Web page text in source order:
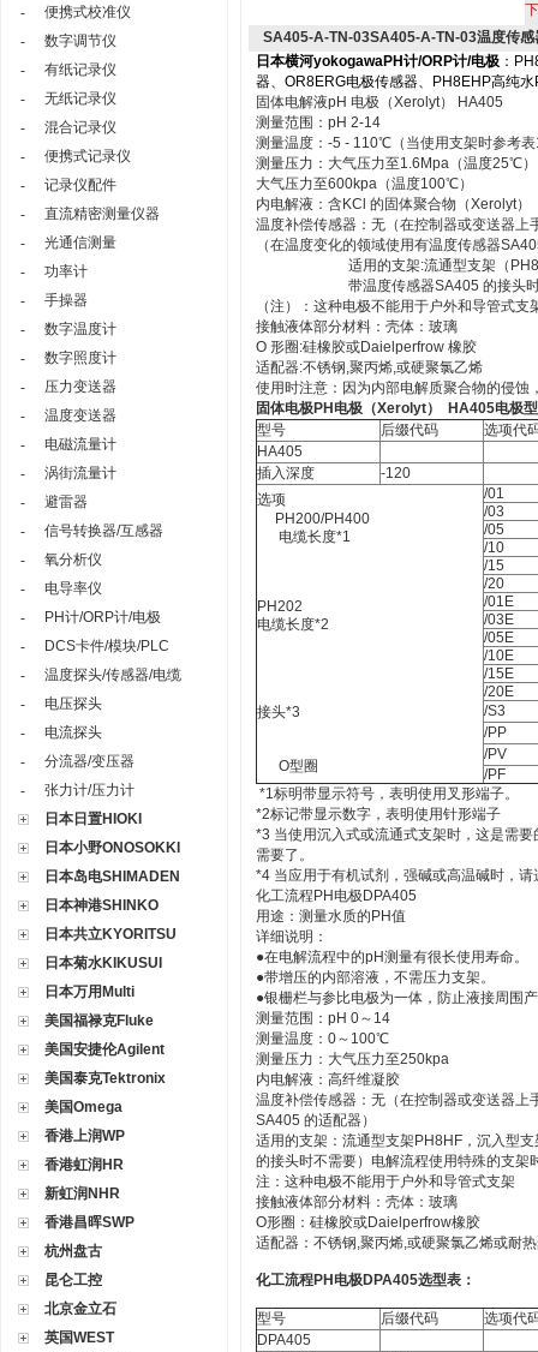
-
便携式校准仪
-
数字调节仪
-
有纸记录仪
-
无纸记录仪
-
混合记录仪
-
便携式记录仪
-
记录仪配件
-
直流精密测量仪器
-
光通信测量
-
功率计
-
手操器
-
数字温度计
-
数字照度计
-
压力变送器
-
温度变送器
-
电磁流量计
-
涡街流量计
-
避雷器
-
信号转换器/互感器
-
氧分析仪
-
电导率仪
-
PH计/ORP计/电极
-
DCS卡件/模块/PLC
-
温度探头/传感器/电缆
-
电压探头
-
电流探头
-
分流器/变压器
-
张力计/压力计
日本日置HIOKI
日本小野ONOSOKKI
日本岛电SHIMADEN
日本神港SHINKO
日本共立KYORITSU
日本菊水KIKUSUI
日本万用Multi
美国福禄克Fluke
美国安捷伦Agilent
美国泰克Tektronix
美国Omega
香港上润WP
香港虹润HR
新虹润NHR
香港昌晖SWP
杭州盘古
昆仑工控
北京金立石
英国WEST
SA405-A-TN-03SA405-A-TN-03温度传感
日本横河yokogawaPH计/ORP计/电极 ：
器、 OR8ERG电极传感器、
PH8EHP高纯
固体电解液pH 电极（Xerolyt） HA405
测量范围：pH 2-14
测量温度：-5 - 110℃（当使用支架时参考
测量压力：大气压力至1.6Mpa（温度25℃）
大气压力至600kpa（温度100℃）
内电解液：含KCl 的固体聚合物（Xerolyt）
温度补偿传感器：无（在控制器或变送器上
（在温度变化的领域使用有温度传感器
适用的支架:流通型支架（
带温度传感器SA405 的接头
（注）：这种电极不能用于户外和导管式支
接触液体部分材料：壳体：玻璃
O 形圈:硅橡胶或Daielperfrow 橡胶
适配器:不锈钢,聚丙烯,或硬聚氯乙烯
使用时注意：因为内部电解质聚合物的侵
固体电极PH 电极（Xerolyt） HA405电极
型号
后缀代码
选项代
HA405
插入深度
-120
选项
PH200/PH400
电缆长度*1
PH202
电缆长度*2
接头*3
O型圈
/01
/03
/05
/10
/15
/20
/01E
/03E
/05E
/10E
/15E
/20E
/S3
/PP
/PV
/PF
*1标明带显示符号，表明使用叉形端子。
*2标记带显示数字，表明使用针形端子
*3 当使用沉入式或流通式支架时，这是需
需要了。
*4 当应用于有机试剂，强碱或高温碱时，
化工流程PH电极DPA405
用途：测量水质的PH值
详细说明：
●在电解流程中的pH测量有很长使用寿命。
●带增压的内部溶液，不需压力支架。
●银栅栏与参比电极为一体，防止液接周围
测量范围：pH 0～14
测量温度：0～100℃
测量压力：大气压力至250kpa
内电解液：高纤维凝胶
温度补偿传感器：无（在控制器或变送器
SA405 的适配器）
适用的支架：流通型支架PH8HF，沉入型
的接头时不需要）电解流程使用特殊的支
注：这种电极不能用于户外和导管式支架
接触液体部分材料：壳体：玻璃
O形圈：硅橡胶或Daielperfrow橡胶
适配器：不锈钢,聚丙烯,或硬聚氯乙烯或耐
化工流程PH电极DPA405选型表：
型号 后缀代码
选项代
DPA405